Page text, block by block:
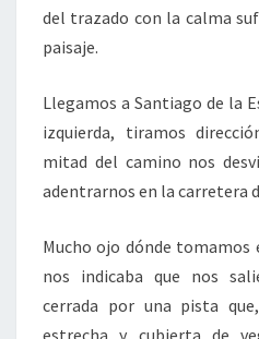
del trazado con la calma
paisaje.
Llegamos a Santiago de la
izquierda, tiramos
mitad del camino nos
adentrarnos en la carretera
Mucho ojo dónde tomamos
nos indicaba que nos
cerrada por una pista
estrecha y cubierta de